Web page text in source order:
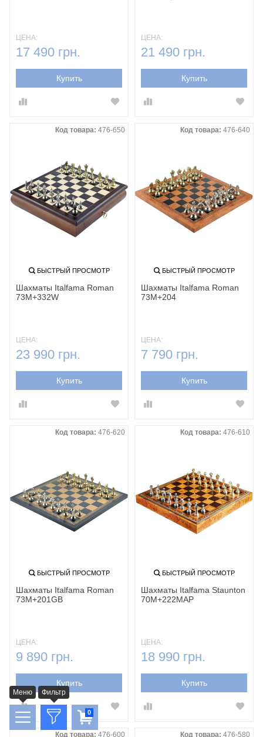
ЦЕНА:
17 490 грн.
Купить
ЦЕНА:
21 490 грн.
Купить
Код товара: 476-650
БЫСТРЫЙ ПРОСМОТР
Шахматы Italfama Roman
73M+332W
ЦЕНА:
23 990 грн.
Купить
Код товара: 476-640
БЫСТРЫЙ ПРОСМОТР
Шахматы Italfama Roman
73M+204
ЦЕНА:
7 790 грн.
Купить
Код товара: 476-620
БЫСТРЫЙ ПРОСМОТР
Шахматы Italfama Roman
73M+201GB
ЦЕНА:
9 890 грн.
Купить
Код товара: 476-610
БЫСТРЫЙ ПРОСМОТР
Шахматы Italfama Staunton
70M+222MAP
ЦЕНА:
18 990 грн.
Купить
Код товара: 476-600 Код товара: 476-580
Меню Фильтр
0